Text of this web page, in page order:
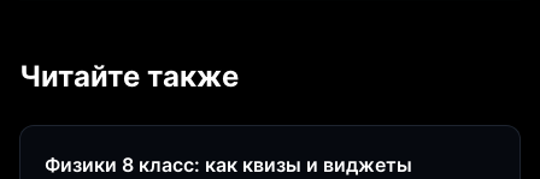
Читайте также
Физики 8 класс: как квизы и виджеты